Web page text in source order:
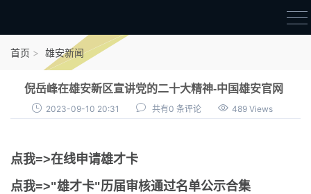
点我申领雄才卡
雄才卡资讯
雄安新闻
首页 雄安新闻
倪岳峰在雄安新区宣讲党的二十大精神-中国雄安官网
2023-09-10 20:31 共有0 条评论 489 Views
点我=>在线申请雄才卡
点我=>"雄才卡"历届审核通过名单公示合集